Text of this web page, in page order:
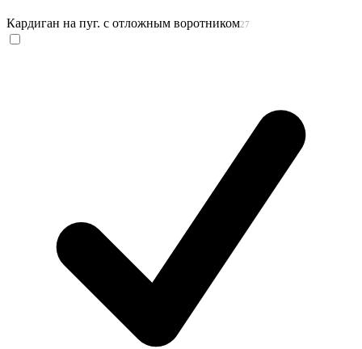
Кардиган на пуг. с отложным воротником27